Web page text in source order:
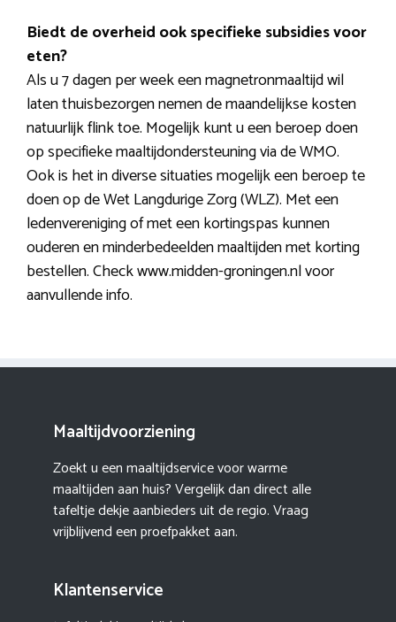
Biedt de overheid ook specifieke subsidies voor
eten?
Als u 7 dagen per week een magnetronmaaltijd wil
laten thuisbezorgen nemen de maandelijkse kosten
natuurlijk flink toe. Mogelijk kunt u een beroep doen
op specifieke maaltijdondersteuning via de WMO.
Ook is het in diverse situaties mogelijk een beroep te
doen op de Wet Langdurige Zorg (WLZ). Met een
ledenvereniging of met een kortingspas kunnen
ouderen en minderbedeelden maaltijden met korting
bestellen. Check www.midden-groningen.nl voor
aanvullende info.
Maaltijdvoorziening
Zoekt u een maaltijdservice voor warme
maaltijden aan huis? Vergelijk dan direct alle
tafeltje dekje aanbieders uit de regio. Vraag
vrijblijvend een proefpakket aan.
Klantenservice